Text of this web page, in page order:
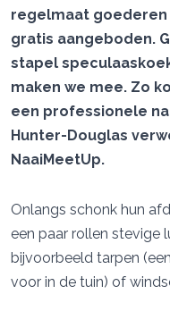
regelmaat
gratis aangeboden.
stapel
maken we mee. Zo
een professionele
Hunter-Douglas
NaaiMeetUp.
Onlangs schonk hun
een paar rollen stevige
bijvoorbeeld tarpen
voor in de tuin) of